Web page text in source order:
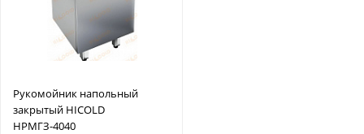
Рукомойник напольный
закрытый HICOLD
НРМГЗ-4040